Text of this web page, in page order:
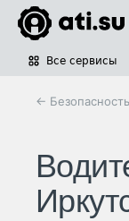
Все сервисы
←